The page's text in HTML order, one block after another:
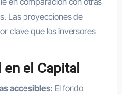
en comparación con otras
Las proyecciones de
clave que los inversores
el Capital
accesibles: El fondo